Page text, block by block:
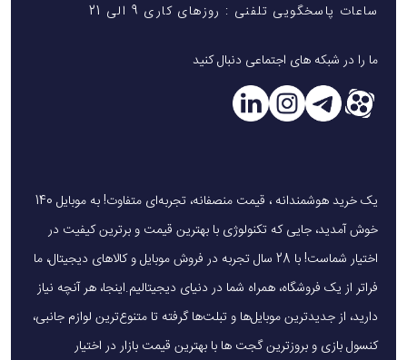
ساعات پاسخگویی تلفنی : روزهای کاری 9 الی 21
ما را در شبکه های اجتماعی دنبال کنید
یک خرید هوشمندانه ، قیمت منصفانه، تجربه‌ای متفاوت! به موبایل 140
خوش آمدید، جایی که تکنولوژی با بهترین قیمت و برترین کیفیت در
اختیار شماست! با 28 سال تجربه در فروش موبایل و کالاهای دیجیتال، ما
فراتر از یک فروشگاه، همراه شما در دنیای دیجیتالیم.اینجا، هر آنچه نیاز
دارید، از جدیدترین موبایل‌ها و تبلت‌ها گرفته تا متنوع‌ترین لوازم جانبی،
کنسول بازی و بروزترین گجت ها با بهترین قیمت بازار در اختیار